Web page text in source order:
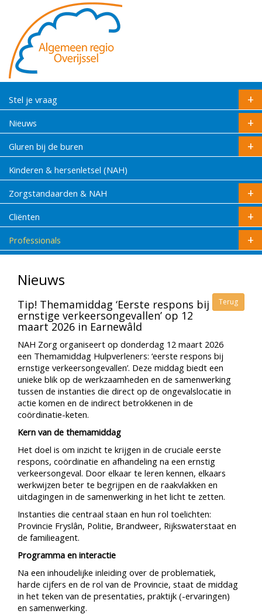
Stel je vraag
Nieuws
Gluren bij de buren
Kinderen & hersenletsel (NAH)
Zorgstandaarden & NAH
Cliënten
Professionals
Nieuws
Terug
Tip! Themamiddag ‘Eerste respons bij
ernstige verkeersongevallen’ op 12
maart 2026 in Earnewâld
NAH Zorg organiseert op donderdag 12 maart 2026
een Themamiddag Hulpverleners: ‘eerste respons bij
ernstige verkeersongevallen’. Deze middag biedt een
unieke blik op de werkzaamheden en de samenwerking
tussen de instanties die direct op de ongevalslocatie in
actie komen en de indirect betrokkenen in de
coördinatie-keten.
Kern van de themamiddag
Het doel is om inzicht te krijgen in de cruciale eerste
respons, coördinatie en afhandeling na een ernstig
verkeersongeval. Door elkaar te leren kennen, elkaars
werkwijzen beter te begrijpen en de raakvlakken en
uitdagingen in de samenwerking in het licht te zetten.
Instanties die centraal staan en hun rol toelichten:
Provincie Fryslân, Politie, Brandweer, Rijkswaterstaat en
de familieagent.
Programma en interactie
Na een inhoudelijke inleiding over de problematiek,
harde cijfers en de rol van de Provincie, staat de middag
in het teken van de presentaties, praktijk (-ervaringen)
en samenwerking.